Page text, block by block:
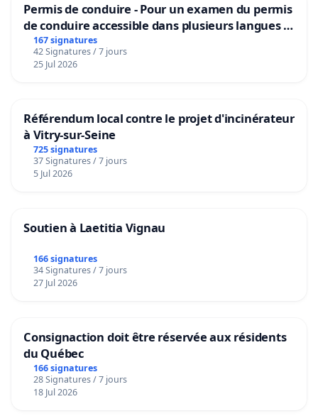
Permis de conduire - Pour un examen du permis
de conduire accessible dans plusieurs langues à
Bruxelles
167 signatures
42 Signatures / 7 jours
25 Jul 2026
Référendum local contre le projet d'incinérateur
à Vitry-sur-Seine
725 signatures
37 Signatures / 7 jours
5 Jul 2026
Soutien à Laetitia Vignau
166 signatures
34 Signatures / 7 jours
27 Jul 2026
Consignaction doit être réservée aux résidents
du Québec
166 signatures
28 Signatures / 7 jours
18 Jul 2026